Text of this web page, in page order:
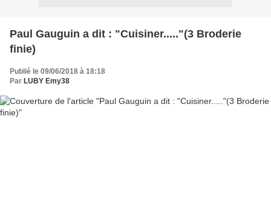
Paul Gauguin a dit : "Cuisiner....."(3 Broderie
finie)
Publié le 09/06/2018 à 18:18
Par LUBY Emy38